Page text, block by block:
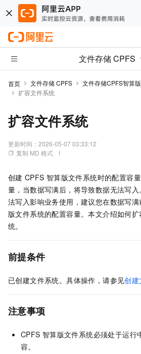
文件存储 CPFS
首页 文件存储 CPFS 文件存储CPFS智算版
扩容文件系统
扩容文件系统
更新时间： 2026-05-07 03:33:12
复制 MD 格式
创建 CPFS 智算版文件系统时的配置容
量，当数据写满后，将导致数据无法写
法写入影响业务使用，建议您在数据写
版文件系统的配置容量。本文介绍如何扩
统。
前提条件
已创建文件系统。具体操作，请参见创建
注意事项
CPFS 智算版文件系统必须处于运行
容。